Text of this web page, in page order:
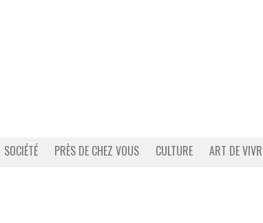
SOCIÉTÉ PRÈS DE CHEZ VOUS CULTURE ART DE